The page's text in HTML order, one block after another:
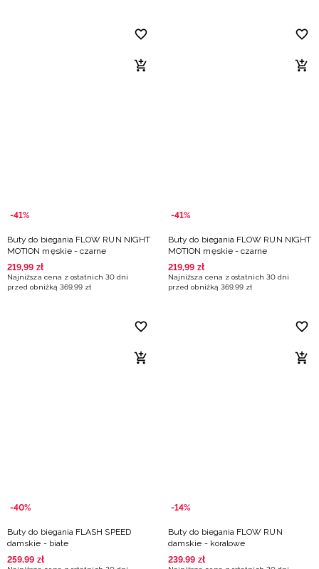
-41%
Buty do biegania FLOW RUN NIGHT
MOTION męskie - czarne
219,99 zł
Najniższa cena z ostatnich 30 dni
przed obniżką 369,99 zł
-41%
Buty do biegania FLOW RUN NIGHT
MOTION męskie - czarne
219,99 zł
Najniższa cena z ostatnich 30 dni
przed obniżką 369,99 zł
-40%
Buty do biegania FLASH SPEED
damskie - białe
259,99 zł
-14%
Buty do biegania FLOW RUN
damskie - koralowe
239,99 zł